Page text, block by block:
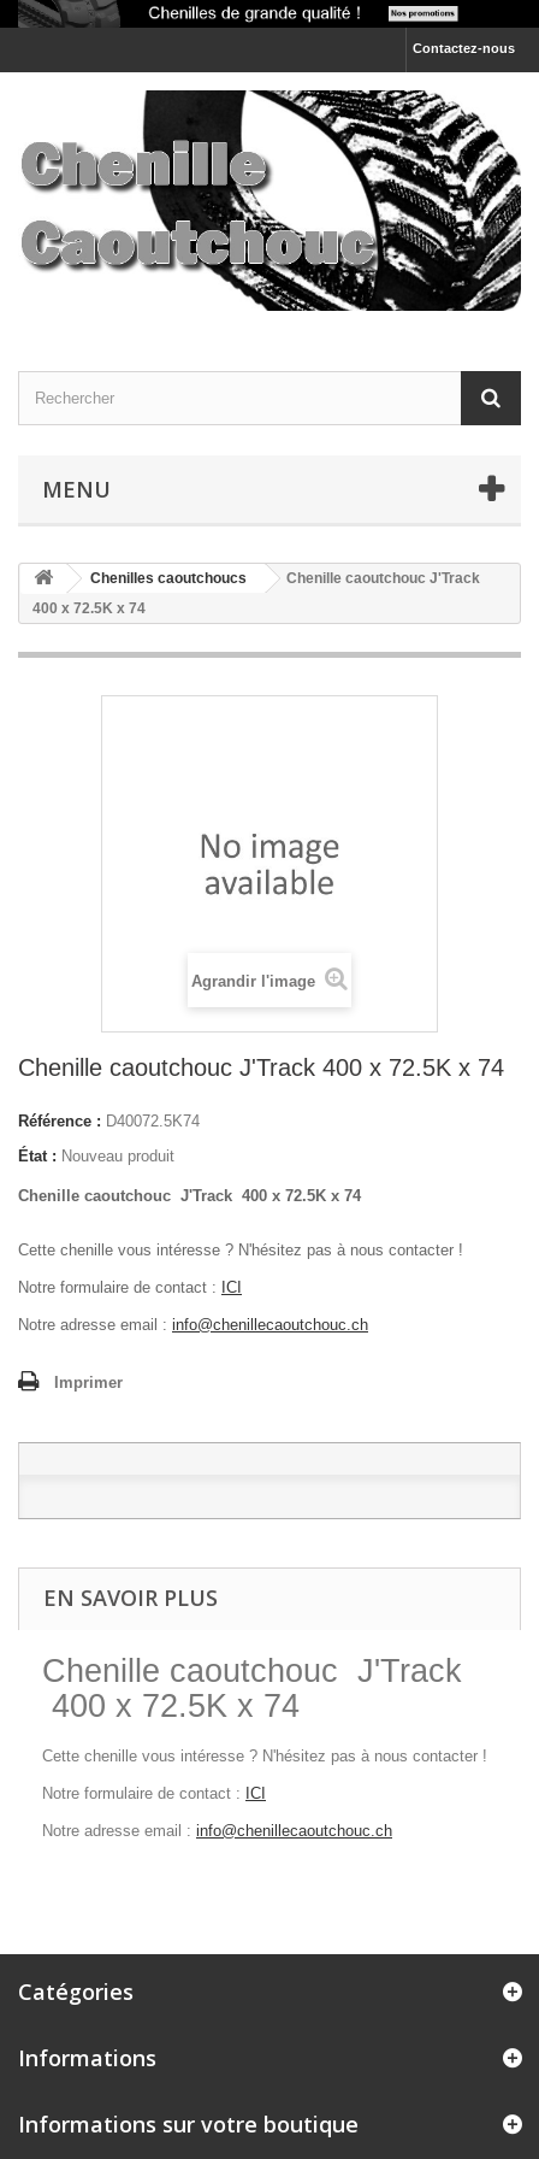
Contactez-nous
MENU
Chenilles caoutchoucs
Chenille caoutchouc J'Track
400 x 72.5K x 74
Agrandir l'image
Chenille caoutchouc J'Track 400 x 72.5K x 74
Référence : D40072.5K74
État : Nouveau produit
Chenille caoutchouc J'Track 400 x 72.5K x 74
Cette chenille vous intéresse ? N'hésitez pas à nous contacter !
Notre formulaire de contact : ICI
Notre adresse email : info@chenillecaoutchouc.ch
Imprimer
EN SAVOIR PLUS
Chenille caoutchouc J'Track
400 x 72.5K x 74
Cette chenille vous intéresse ? N'hésitez pas à nous contacter !
Notre formulaire de contact : ICI
Notre adresse email : info@chenillecaoutchouc.ch
Catégories
Informations
Informations sur votre boutique